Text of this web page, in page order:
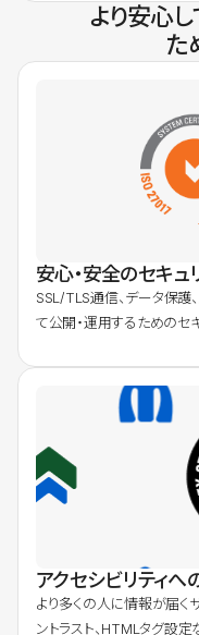
より安心
た
安心・安全のセキュ
SSL/TLS通信、データ保護
て公開・運用するためのセ
アクセシビリティへ
より多くの人に情報が届く
ントラスト、HTMLタグ設